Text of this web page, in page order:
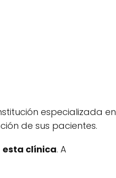
especializada en
de sus pacientes.
clínica. A